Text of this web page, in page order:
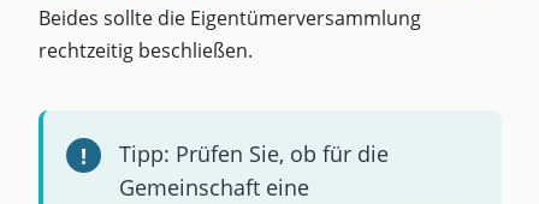
Beides sollte die Eigentümerversammlung
rechtzeitig beschließen.
Tipp: Prüfen Sie, ob für die
Gemeinschaft eine